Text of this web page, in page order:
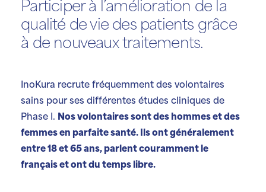
Participer à l’amélioration de la
qualité de vie des patients grâce
à de nouveaux traitements.
InoKura recrute fréquemment des volontaires
sains pour ses différentes études cliniques de
Phase I. Nos volontaires sont des hommes et des
femmes en parfaite santé. Ils ont généralement
entre 18 et 65 ans, parlent couramment le
français et ont du temps libre.